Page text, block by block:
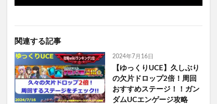
関連する記事
2024年7月16日
【ゆっくりUCE】久しぶり
の欠片ドロップ2倍！周回
おすすめステージ！！ガン
ダムUCエンゲージ攻略